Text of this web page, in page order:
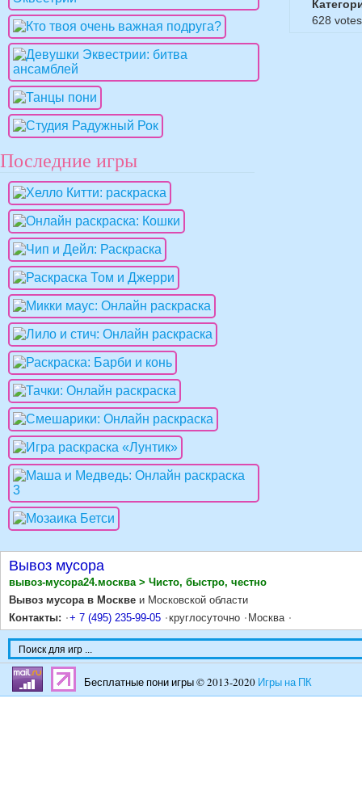
628
Последние игры
Вывоз мусора
вывоз-мусора24.москва > Чисто, быстро, честно
Вывоз мусора в Москве и Московской области
Контакты:
+ 7 (495) 235-99-05 круглосуточно Москва
Бесплатные пони игры © 2013-2020 Игры на ПК